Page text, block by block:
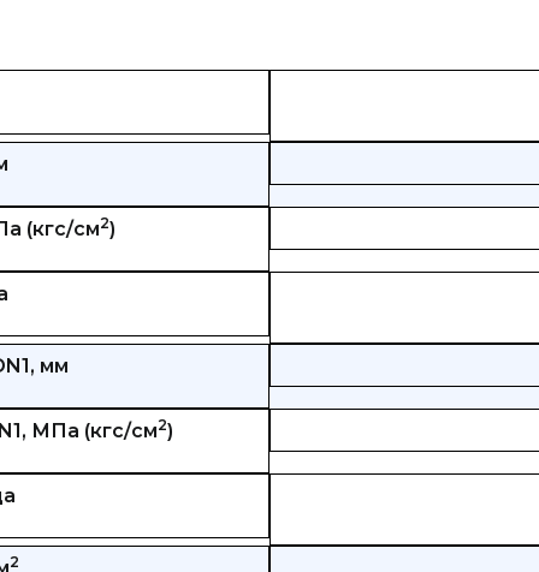
(кгс/см2)
мм
МПа (кгс/см2)
2